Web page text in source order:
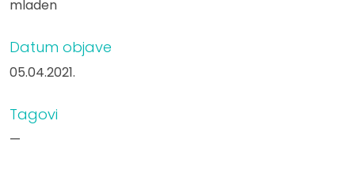
mladen
Datum objave
05.04.2021.
Tagovi
—